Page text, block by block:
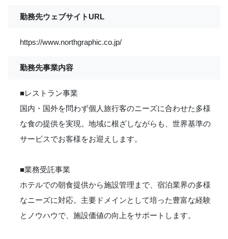
勤務先ウェブサイトURL
https://www.northgraphic.co.jp/
勤務先事業内容
■レストラン事業
国内・国外を問わず個人旅行客のニーズに合わせた多様
な食の提供を実現。地域に根ざしながらも、世界基準の
サービスでお客様をお迎えします。
■業務受託事業
ホテルでの朝食提供から施設管理まで、宿泊業界の多様
なニーズに対応。主要ドメインとして培った豊富な経験
とノウハウで、施設価値の向上をサポートします。